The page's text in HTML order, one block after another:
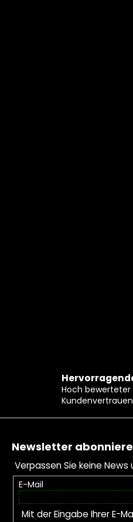
Hoch bewerteter
Fußzeile
Newsletter
Verpassen Sie keine
E-Mail
Mit der Eingabe Ihrer E-